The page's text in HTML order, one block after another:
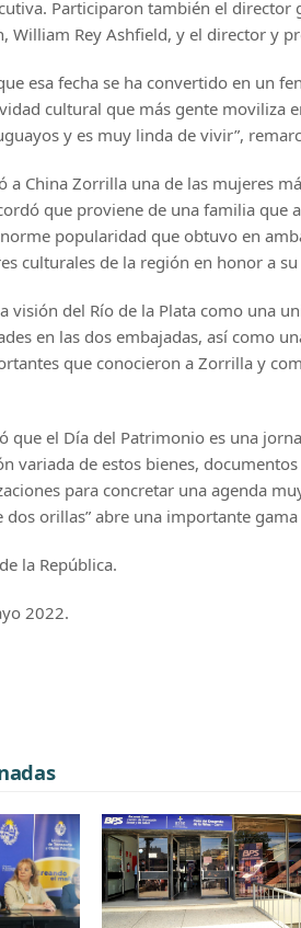
Participaron también el
William Rey Ashfield, y el director y
esa fecha se ha convertido en un
cultural que más gente moviliza
y es muy linda de vivir”,
a China Zorrilla una de las mujeres
que proviene de una familia que
popularidad que obtuvo en
culturales de la región en honor a
visión del Río de la Plata como una
en las dos embajadas, así como
que conocieron a Zorrilla y
que el Día del Patrimonio es una
variada de estos bienes,
para concretar una agenda
dos orillas” abre una importante
la República.
2022.